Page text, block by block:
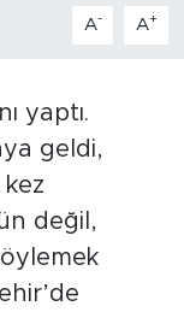
A- A+
yaptı.
geldi,
değil,